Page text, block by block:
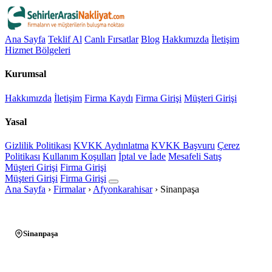
Ana Sayfa Teklif Al Canlı Fırsatlar Blog Hakkımızda İletişim
Hizmet Bölgeleri
Kurumsal
Hakkımızda İletişim Firma Kaydı Firma Girişi Müşteri Girişi
Yasal
Gizlilik Politikası KVKK Aydınlatma KVKK Başvuru Çerez
Politikası Kullanım Koşulları İptal ve İade Mesafeli Satış
Müşteri Girişi Firma Girişi
Müşteri Girişi Firma Girişi
Ana Sayfa › Firmalar › Afyonkarahisar › Sinanpaşa
Sinanpaşa